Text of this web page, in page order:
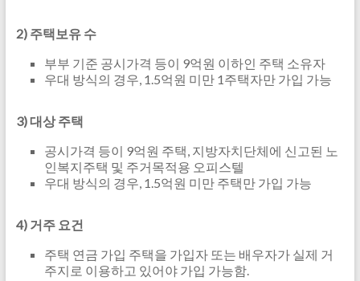
2) 주택보유 수
부부 기준 공시가격 등이 9억원 이하인 주택 소유자
우대 방식의 경우, 1.5억원 미만 1주택자만 가입 가능
3) 대상 주택
공시가격 등이 9억원 주택, 지방자치단체에 신고된 노
인복지주택 및 주거목적용 오피스텔
우대 방식의 경우, 1.5억원 미만 주택만 가입 가능
4) 거주 요건
주택 연금 가입 주택을 가입자 또는 배우자가 실제 거
주지로 이용하고 있어야 가입 가능함.